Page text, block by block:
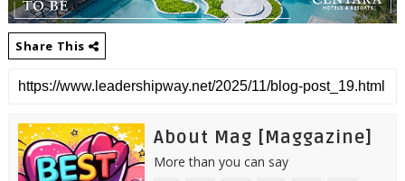
Share This
About Mag [Maggazine]
More than you can say